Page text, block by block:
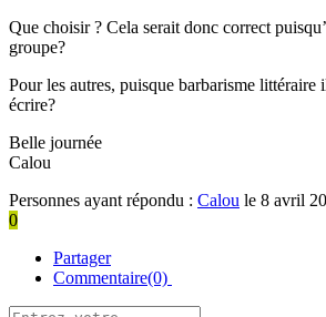
Que choisir ? Cela serait donc correct
groupe?
Pour les autres, puisque barbarisme littéraire
écrire?
Belle journée
Calou
Personnes ayant répondu : Calou le 8 avril
0
Partager
Commentaire(0)